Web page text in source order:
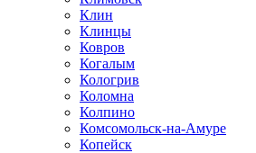
Клин
Клинцы
Ковров
Когалым
Кологрив
Коломна
Колпино
Комсомольск-на-Амуре
Копейск